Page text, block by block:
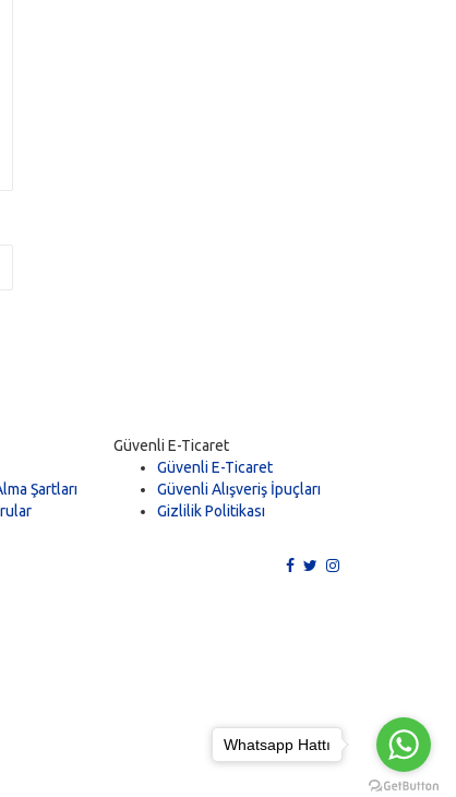
Şartları
Güvenli E-Ticaret
Güvenli E-Ticaret
Güvenli Alışveriş İpuçları
Gizlilik Politikası
Whatsapp Hattı